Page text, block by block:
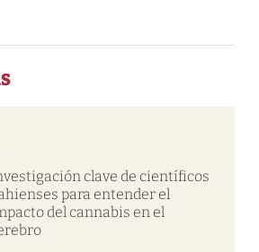
clave de científicos
para entender el
del cannabis en el